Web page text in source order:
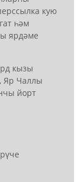
кую
һәм
ярдәме
кызы
Яр Чаллы
йорт